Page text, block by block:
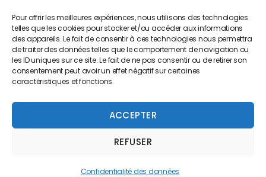
Pour offrir les meilleures expériences, nous utilisons des technologies
telles que les cookies pour stocker et/ou accéder aux informations
des appareils. Le fait de consentir à ces technologies nous permettra
de traiter des données telles que le comportement de navigation ou
les ID uniques sur ce site. Le fait de ne pas consentir ou de retirer son
consentement peut avoir un effet négatif sur certaines
caractéristiques et fonctions.
ACCEPTER
REFUSER
Confidentialité des données
NAVIGUER SUR NOTRE SITE
Plan du site
FAIRE UN DON
Copyright 2022 © Créé par
Mentions légales
Confidentialité des données